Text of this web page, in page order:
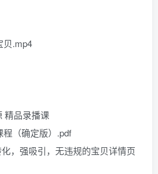
贝.mp4
精品录播课
程（确定版）.pdf
化，强吸引，无违规的宝贝详情页